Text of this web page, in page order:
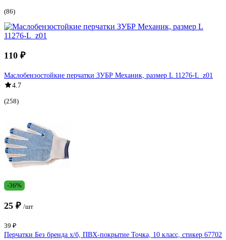
(86)
110 ₽
Маслобензостойкие перчатки ЗУБР Механик, размер L 11276-L_z01
4.7
(258)
-36%
25 ₽ /шт
39 ₽
Перчатки Без бренда х/б, ПВХ-покрытие Точка, 10 класс, стикер 67702